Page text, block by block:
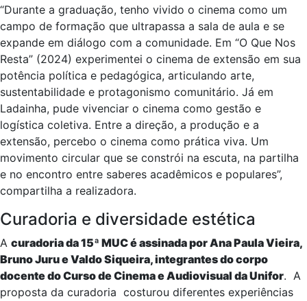
“Durante a graduação, tenho vivido o cinema como um
campo de formação que ultrapassa a sala de aula e se
expande em diálogo com a comunidade. Em “O Que Nos
Resta” (2024) experimentei o cinema de extensão em sua
potência política e pedagógica, articulando arte,
sustentabilidade e protagonismo comunitário. Já em
Ladainha, pude vivenciar o cinema como gestão e
logística coletiva. Entre a direção, a produção e a
extensão, percebo o cinema como prática viva. Um
movimento circular que se constrói na escuta, na partilha
e no encontro entre saberes acadêmicos e populares”,
compartilha a realizadora.
Curadoria e diversidade estética
A curadoria da 15ª MUC é assinada por Ana Paula Vieira,
Bruno Juru e Valdo Siqueira, integrantes do corpo
docente do Curso de Cinema e Audiovisual da Unifor. A
proposta da curadoria costurou diferentes experiências